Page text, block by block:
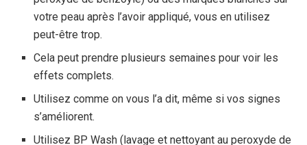
votre peau après l’avoir appliqué, vous en utilisez
peut-être trop.
Cela peut prendre plusieurs semaines pour voir les
effets complets.
Utilisez comme on vous l’a dit, même si vos signes
s’améliorent.
Utilisez BP Wash (lavage et nettoyant au peroxyde de